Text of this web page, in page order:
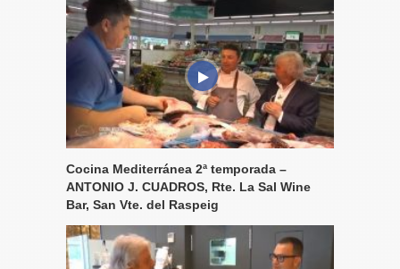
Cocina Mediterránea 2ª temporada –
ANTONIO J. CUADROS, Rte. La Sal Wine
Bar, San Vte. del Raspeig